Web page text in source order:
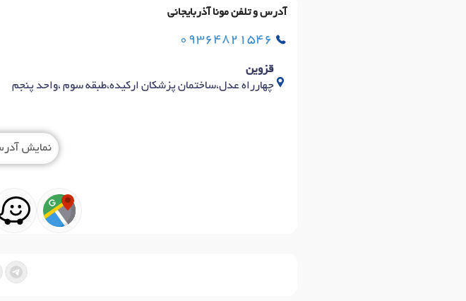
آدرس و تلفن مونا آذربایجانی
09364821546
قزوین
چهارراه عدل،ساختمان پزشکان ارکیده،طبقه سوم ،واحد پنجم
نمایش